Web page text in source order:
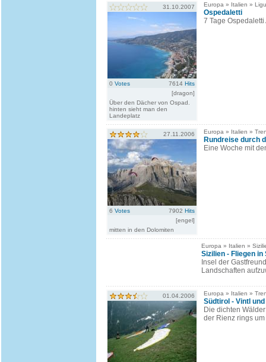
31.10.2007
0 Votes 7614 Hits
[dragon]
Über den Dächer von Ospad.
hinten sieht man den
Landeplatz
Europa » Italien »
Ospedaletti
7 Tage
27.11.2006
6 Votes 7902 Hits
[engel]
mitten in den Dolomiten
Europa » Italien »
Rundreise durch
Eine Woche mit
Europa » Italien »
Sizilien - Fliegen in
Insel der
Landschaften
01.04.2006 Europa » Italien »
Südtirol - Vintl
Die dichten
der Rienz rings